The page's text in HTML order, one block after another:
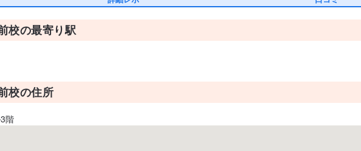
校の最寄り駅
校の住所
階